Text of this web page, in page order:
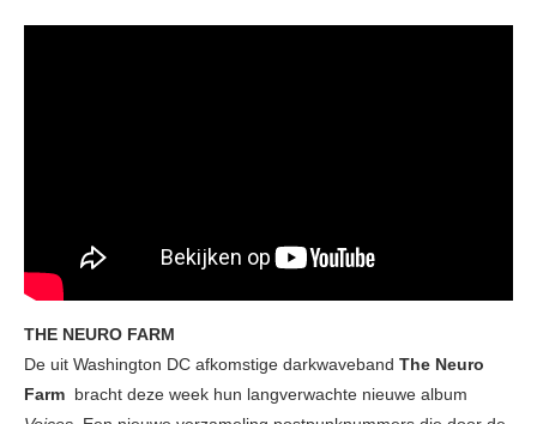
THE NEURO FARM
De uit Washington DC afkomstige darkwaveband The Neuro
Farm bracht deze week hun langverwachte nieuwe album